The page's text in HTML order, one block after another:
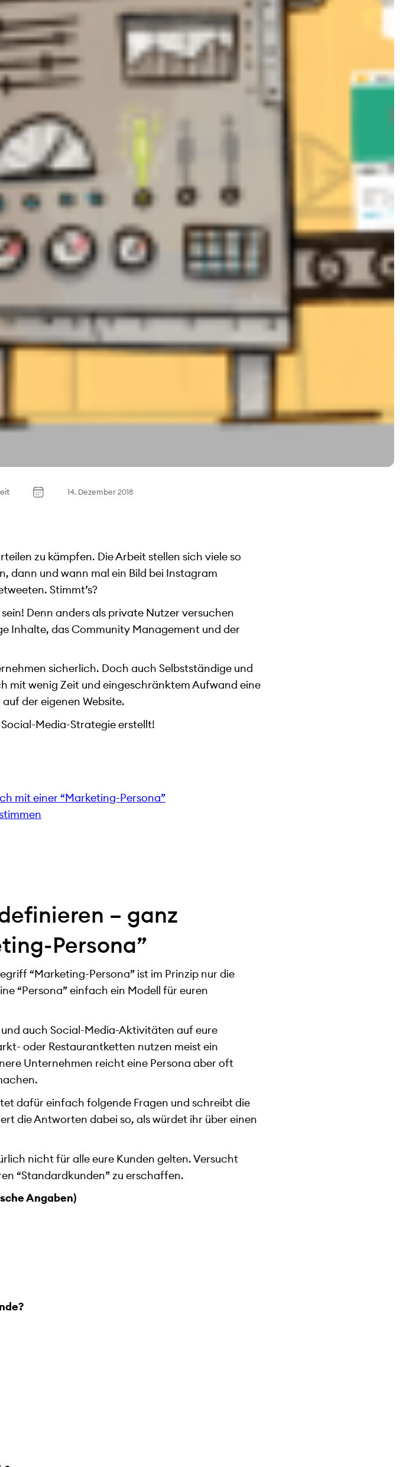
14. Dezember 2018
zu kämpfen. Die Arbeit stellen sich viele so
dann und wann mal ein Bild bei Instagram
Stimmt’s?
Denn anders als private Nutzer versuchen
Inhalte, das Community Management und der
sicherlich. Doch auch Selbstständige und
mit wenig Zeit und eingeschränktem Aufwand eine
der eigenen Website.
Media-Strategie erstellt!
mit einer “Marketing-Persona”
– ganz
Persona”
“Marketing-Persona” ist im Prinzip nur die
“Persona” einfach ein Modell für euren
auch Social-Media-Aktivitäten auf eure
oder Restaurantketten nutzen meist ein
Unternehmen reicht eine Persona aber oft
dafür einfach folgende Fragen und schreibt die
die Antworten dabei so, als würdet ihr über einen
nicht für alle eure Kunden gelten. Versucht
“Standardkunden” zu erschaffen.
Angaben)